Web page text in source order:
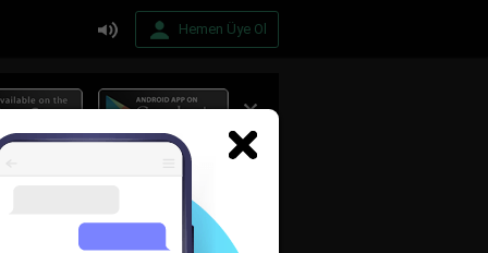
Hemen Üye Ol